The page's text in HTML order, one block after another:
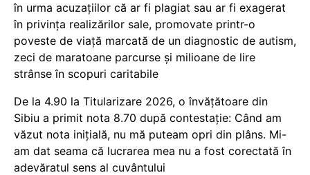
în urma acuzațiilor că ar fi plagiat sau ar fi exagerat
în privința realizărilor sale, promovate printr-o
poveste de viață marcată de un diagnostic de autism,
zeci de maratoane parcurse și milioane de lire
strânse în scopuri caritabile
De la 4.90 la Titularizare 2026, o învățătoare din
Sibiu a primit nota 8.70 după contestație: Când am
văzut nota inițială, nu mă puteam opri din plâns. Mi-
am dat seama că lucrarea mea nu a fost corectată în
adevăratul sens al cuvântului